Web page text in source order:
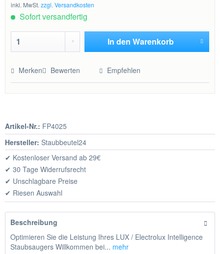
inkl. MwSt.zzgl. Versandkosten
Sofort versandfertig
In den Warenkorb
Merken Bewerten Empfehlen
Artikel-Nr.: FP4025
Hersteller: Staubbeutel24
✔ Kostenloser Versand ab 29€
✔ 30 Tage Widerrufsrecht
✔ Unschlagbare Preise
✔ Riesen Auswahl
Beschreibung
Optimieren Sie die Leistung Ihres LUX / Electrolux Intelligence
Staubsaugers Willkommen bei... mehr